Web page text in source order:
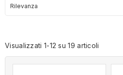
Rilevanza
Visualizzati 1-12 su 19 articoli